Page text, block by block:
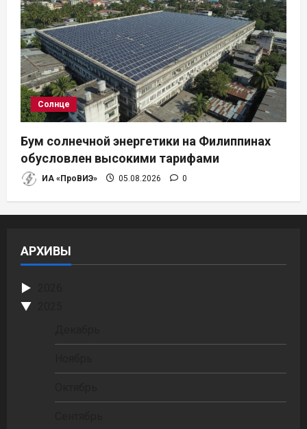
Солнце
Бум солнечной энергетики на Филиппинах
обусловлен высокими тарифами
ИА «ПроВИЭ» 05.08.2026 0
АРХИВЫ